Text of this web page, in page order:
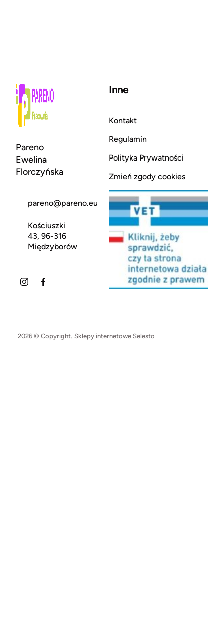
Pareno
Ewelina
Florczyńska
pareno@pareno.eu
Kościuszki
43, 96-316
Międzyborów
Inne
Kontakt
Regulamin
Polityka Prywatności
Zmień zgody cookies
2026 © Copyright. Sklepy internetowe Selesto